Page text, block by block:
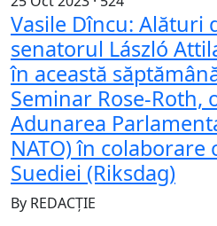
Vasile Dîncu: Alături
senatorul László
în această
Seminar Rose-Roth,
Adunarea
NATO) în colaborare
Suediei (Riksdag)
By REDACȚIE